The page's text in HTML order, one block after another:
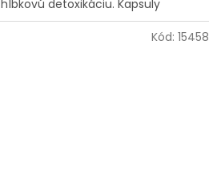
hĺbkovú detoxikáciu. Kapsuly
obsahujú vysoko koncentrovaný...
Kód: 15458